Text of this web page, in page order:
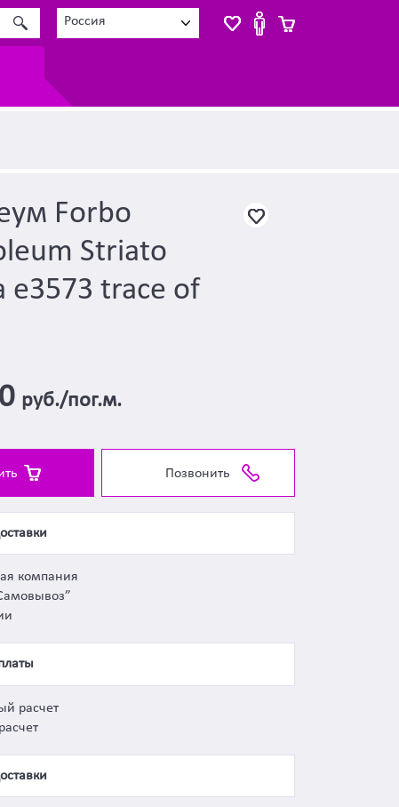
Россия
Forbo
Striato
e3573 trace of
руб./пог.м.
Позвонить
компания
расчет